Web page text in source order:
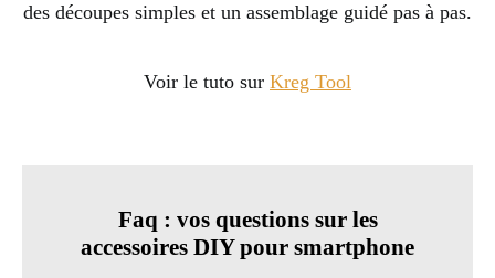
des découpes simples et un assemblage guidé pas à pas.
Voir le tuto sur Kreg Tool
Faq : vos questions sur les
accessoires DIY pour smartphone